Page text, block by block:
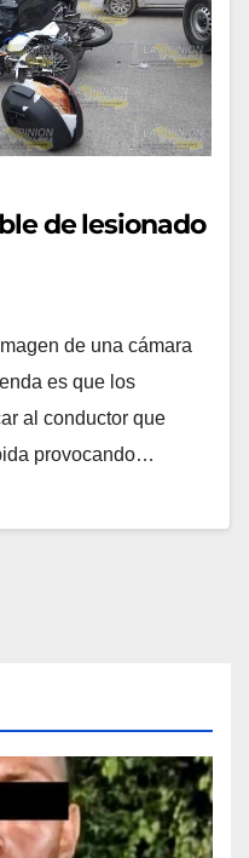
de lesionado
de una cámara
es que los
al conductor que
provocando…